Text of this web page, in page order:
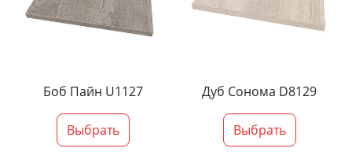
Боб Пайн U1127
Выбрать
Дуб Сонома D8129
Выбрать